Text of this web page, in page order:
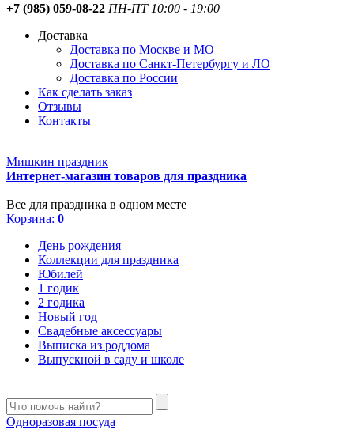
+7 (985) 059-08-22 ПН-ПТ 10:00 - 19:00
Доставка
Доставка по Москве и МО
Доставка по Санкт-Петербургу и ЛО
Доставка по России
Как сделать заказ
Отзывы
Контакты
Мишкин праздник
Интернет-магазин товаров для праздника
Все для праздника в одном месте
Корзина: 0
День рождения
Коллекции для праздника
Юбилей
1 годик
2 годика
Новый год
Свадебные аксессуары
Выписка из роддома
Выпускной в саду и школе
Одноразовая посуда